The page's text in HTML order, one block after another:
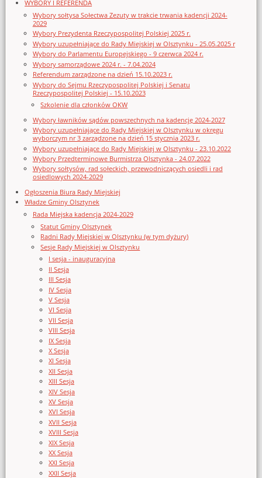
WYBORY I REFERENDA
Wybory sołtysa Sołectwa Zezuty w trakcie trwania kadencji 2024-
2029
Wybory Prezydenta Rzeczypospolitej Polskiej 2025 r.
Wybory uzupełniające do Rady Miejskiej w Olsztynku - 25.05.2025 r
Wybory do Parlamentu Europejskiego - 9 czerwca 2024 r.
Wybory samorządowe 2024 r. - 7.04.2024
Referendum zarządzone na dzień 15.10.2023 r.
Wybory do Sejmu Rzeczypospolitej Polskiej i Senatu
Rzeczypospolitej Polskiej - 15.10.2023
Szkolenie dla członków OKW
Wybory ławników sądów powszechnych na kadencję 2024-2027
Wybory uzupełniające do Rady Miejskiej w Olsztynku w okręgu
wyborczym nr 3 zarządzone na dzień 15 stycznia 2023 r.
Wybory uzupełniające do Rady Miejskiej w Olsztynku - 23.10.2022
Wybory Przedterminowe Burmistrza Olsztynka - 24.07.2022
Wybory sołtysów, rad sołeckich, przewodniczących osiedli i rad
osiedlowych 2024-2029
Ogłoszenia Biura Rady Miejskiej
Władze Gminy Olsztynek
Rada Miejska kadencja 2024-2029
Statut Gminy Olsztynek
Radni Rady Miejskiej w Olsztynku (w tym dyżury)
Sesje Rady Miejskiej w Olsztynku
I sesja - inauguracyjna
II Sesja
III Sesja
IV Sesja
V Sesja
VI Sesja
VII Sesja
VIII Sesja
IX Sesja
X Sesja
XI Sesja
XII Sesja
XIII Sesja
XIV Sesja
XV Sesja
XVI Sesja
XVII Sesja
XVIII Sesja
XIX Sesja
XX Sesja
XXI Sesja
XXII Sesja